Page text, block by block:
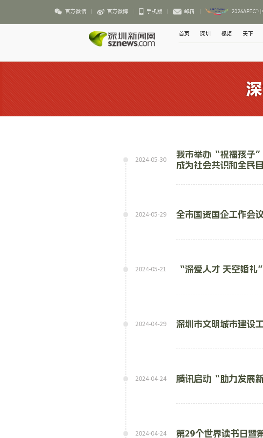
官方微信 官方微博 手机版 邮箱 2026APEC“
首页 深圳 视频 天下
2024-05-30
我市举办“祝福孩子
成为社会共识和全民
2024-05-29 全市国资国企工作会
2024-05-21 “深爱人才 天空婚
2024-04-29 深圳市文明城市建设
2024-04-24 腾讯启动“助力发展
2024-04-24 第29个世界读书日暨